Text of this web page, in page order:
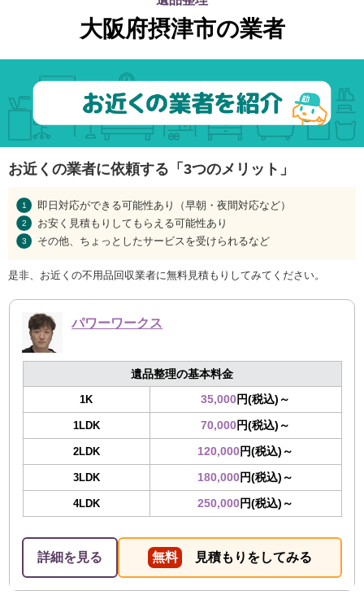
大阪府摂津市の業者
お近くの業者に依頼する「3つのメリット」
即日対応ができる可能性あり（早朝・夜間対応など）
お安く見積もりしてもらえる可能性あり
その他、ちょっとしたサービスを受けられるなど
是非、お近くの不用品回収業者に無料見積もりしてみてください。
パワーワークス
遺品整理の基本料金
1K 35,000円(税込)～
1LDK 70,000円(税込)～
2LDK 120,000円(税込)～
3LDK 180,000円(税込)～
4LDK 250,000円(税込)～
詳細を見る 無料 見積もりをしてみる